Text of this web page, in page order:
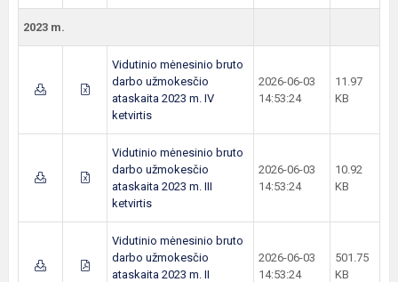
2023 m.
Vidutinio mėnesinio bruto
darbo užmokesčio
ataskaita 2023 m. IV
ketvirtis
2026-06-03
14:53:24
11.97
KB
Vidutinio mėnesinio bruto
darbo užmokesčio
ataskaita 2023 m. III
ketvirtis
2026-06-03
14:53:24
10.92
KB
Vidutinio mėnesinio bruto
darbo užmokesčio
ataskaita 2023 m. II
2026-06-03
14:53:24
501.75
KB